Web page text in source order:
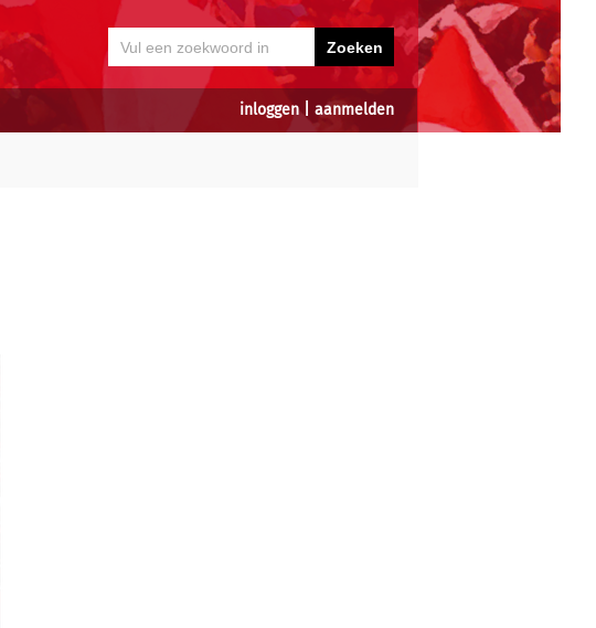
inloggen| aanmelden